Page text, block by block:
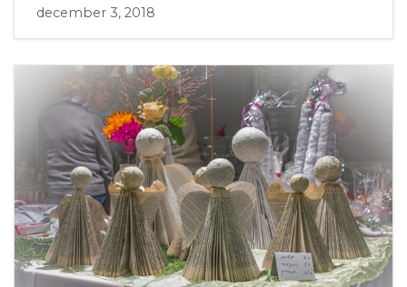
december 3, 2018